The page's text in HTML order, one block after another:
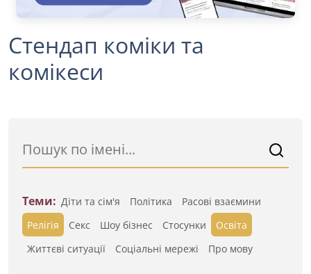
Стендап коміки та
комікеси
Теми: Діти та сім'я Політика
Расові взаємини
Релігія
Секс Шоу бізнес Стосунки
Освіта
Життєві ситуації
Cоціальні мережі Про мову